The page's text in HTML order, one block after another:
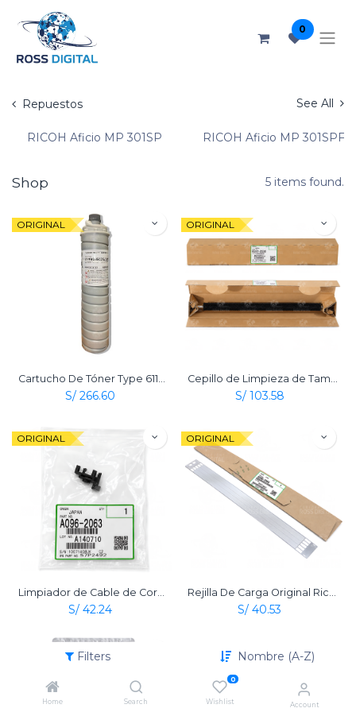
Filters Nombre (A-Z)
Home Search
0
Wishlist Account
0
Repuestos See All
RICOH Aficio MP 301SP RICOH Aficio MP 301SPF
Shop 5 items found.
ORIGINAL
S/ 266.60
ORIGINAL
S/ 103.58
ORIGINAL
S/ 42.24
ORIGINAL
S/ 40.53